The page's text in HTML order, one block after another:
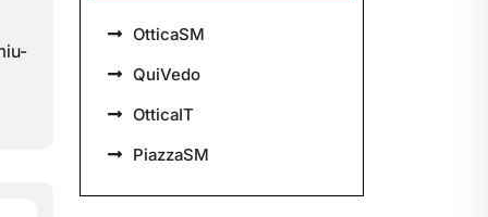
OtticaSM
QuiVedo
OtticaIT
PiazzaSM